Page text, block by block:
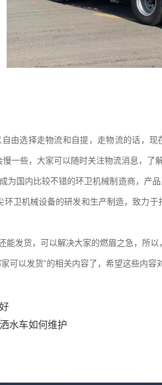
由选择走物流和自提，走物流的话，现
一些，大家可以随时关注物流消息，了
为国内比较不错的环卫机械制造商，产
卫机械设备的研发和生产制造，致力
发货，可以解决大家的燃眉之急，所以
可以发货”的相关内容了，希望这些内容
水车如何维护